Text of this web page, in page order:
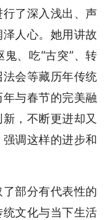
了深入浅出、声
人心。她用讲故
、吃“古突”、转
会等藏历年传统
与春节的完美融
，不断更进却又
调这样的进步和
部分有代表性的
文化与当下生活